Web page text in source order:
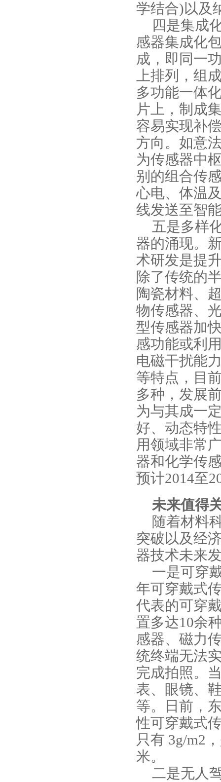
学结合)以及
四是集成
感器集成化
成，即同一
上排列，组
多功能一体
片上，制成
容易实现补
方向。如意
为传感器中
别的组合传
心电、体温
线发送至智
五是多样
器的涌现。
术研发是提
除了传统的
陶瓷材料、
物传感器、
型传感器加
感功能或利
电磁干扰能
等特点，目
多种，发展
为与其成一
好、动态特
用领域非常
器和化学传
预计2014至
未来值得
随着材料
突破以及经
器技术未来
一是可穿
年可穿戴式
代表的可穿
置多达10余
感器、磁力
统终端无法
完成拍照。
表、眼镜、
等。日前，
性可穿戴式
只有 3g/m2
米。
二是无人